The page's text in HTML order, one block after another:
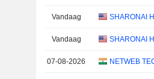
Vandaag
Vandaag
07-08-2026